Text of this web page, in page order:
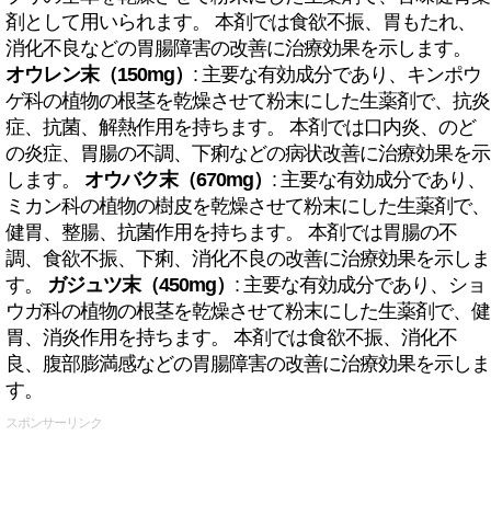
剤として用いられます。 本剤では食欲不振、胃もたれ、
消化不良などの胃腸障害の改善に治療効果を示します。
オウレン末（150mg） : 主要な有効成分であり、キンポウ
ゲ科の植物の根茎を乾燥させて粉末にした生薬剤で、抗炎
症、抗菌、解熱作用を持ちます。 本剤では口内炎、のど
の炎症、胃腸の不調、下痢などの病状改善に治療効果を示
します。 オウバク末（670mg） : 主要な有効成分であり、
ミカン科の植物の樹皮を乾燥させて粉末にした生薬剤で、
健胃、整腸、抗菌作用を持ちます。 本剤では胃腸の不
調、食欲不振、下痢、消化不良の改善に治療効果を示しま
す。 ガジュツ末（450mg） : 主要な有効成分であり、ショ
ウガ科の植物の根茎を乾燥させて粉末にした生薬剤で、健
胃、消炎作用を持ちます。 本剤では食欲不振、消化不
良、腹部膨満感などの胃腸障害の改善に治療効果を示しま
す。
スポンサーリンク